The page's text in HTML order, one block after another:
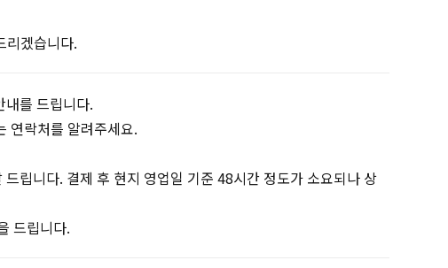
리겠습니다.
내를 드립니다.
연락처를 알려주세요.
립니다. 결제 후 현지 영업일 기준 48시간 정도가 소요되나 상
드립니다.